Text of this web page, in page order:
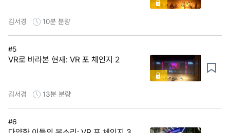
김서경 10분 분량
#5
VR로 바라본 현재: VR 포 체인지 2
김서경 13분 분량
#6